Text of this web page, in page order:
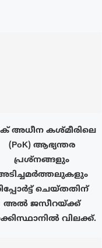
അധീന കശ്മീരിലെ
(PoK) ആഭ്യന്തര
പ്രശ്നങ്ങളും
ചെയ്തതിന്
അൽ ജസീറയ്‌ക്ക്
വിലക്ക്.